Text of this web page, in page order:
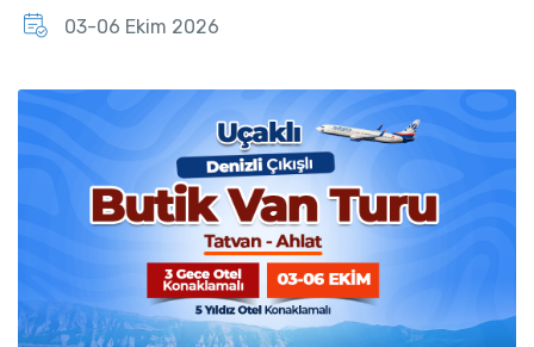
03-06 Ekim 2026